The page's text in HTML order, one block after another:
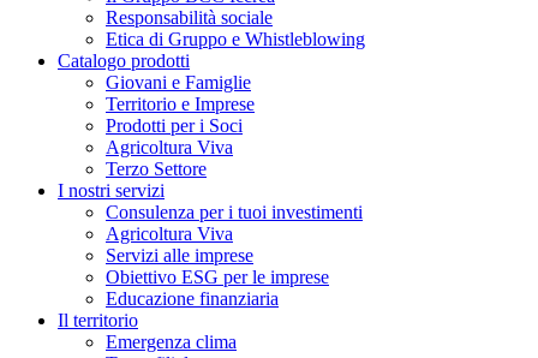
Responsabilità sociale
Etica di Gruppo e Whistleblowing
Catalogo prodotti
Giovani e Famiglie
Territorio e Imprese
Prodotti per i Soci
Agricoltura Viva
Terzo Settore
I nostri servizi
Consulenza per i tuoi investimenti
Agricoltura Viva
Servizi alle imprese
Obiettivo ESG per le imprese
Educazione finanziaria
Il territorio
Emergenza clima